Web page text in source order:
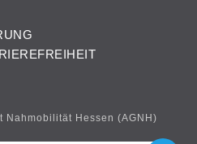
Hessen (AGNH)